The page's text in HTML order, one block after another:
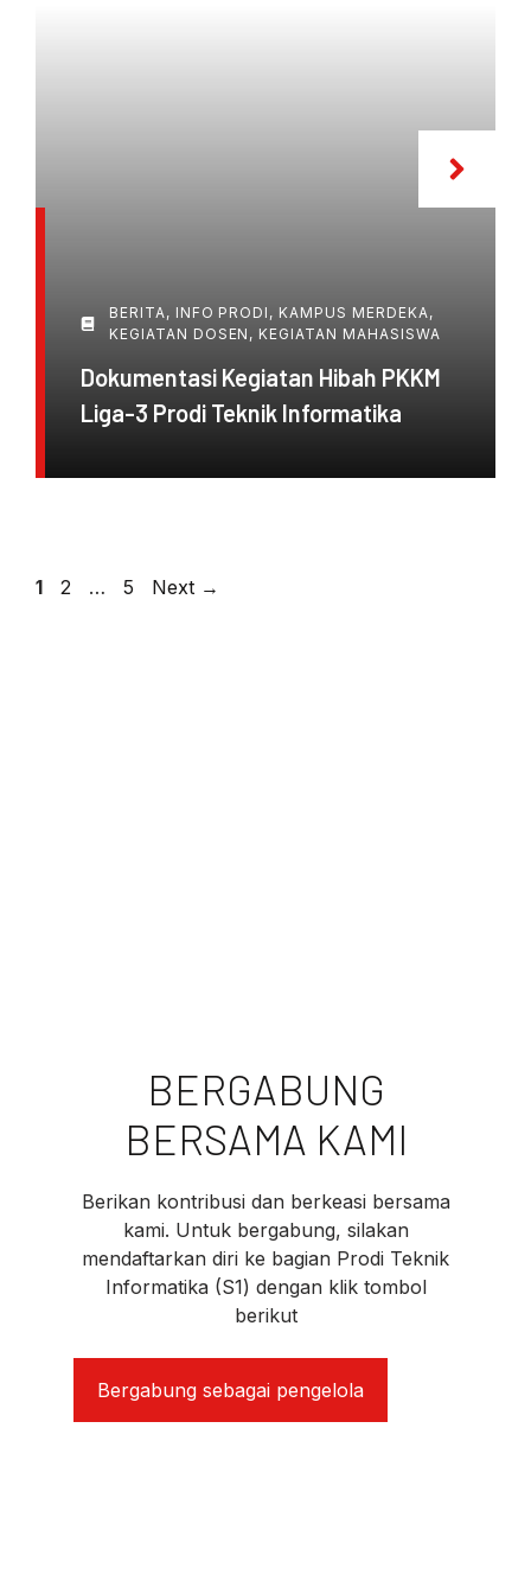
BERITA, INFO PRODI , KAMPUS MERDEKA,
KEGIATAN DOSEN , KEGIATAN MAHASISWA
Dokumentasi Kegiatan Hibah PKKM
Liga-3 Prodi Teknik Informatika
Post
Page
1 Page
2 … Page
5 Next →
BERGABUNG
BERSAMA KAMI
Berikan kontribusi dan berkeasi bersama
kami. Untuk bergabung, silakan
mendaftarkan diri ke bagian Prodi Teknik
Informatika (S1) dengan klik tombol
berikut
Bergabung sebagai pengelola